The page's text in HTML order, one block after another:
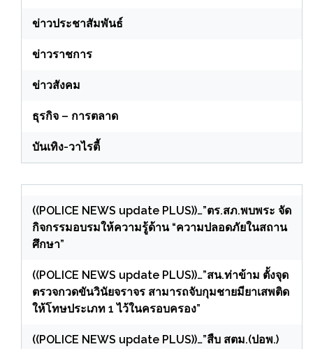
ข่าวประชาสัมพันธ์
ข่าวราชการ
ข่าวสังคม
ธุรกิจ – การตลาด
บันเทิง-วาไรตี้
((POLICE NEWS update PLUS))…”ตร.สภ.พบพระ จัด
กิจกรรมอบรมให้ความรู้ด้าน “ความปลอดภัยในสถาน
ศึกษา”
((POLICE NEWS update PLUS))…”สน.ท่าข้าม ตั้งจุด
ตรวจกวดขันวินัยจราจร สามารถจับกุมชายมียาเสพติด
ให้โทษประเภท 1 ไว้ในครอบครอง”
((POLICE NEWS update PLUS))…”สืบ สตม.(ปอพ.)